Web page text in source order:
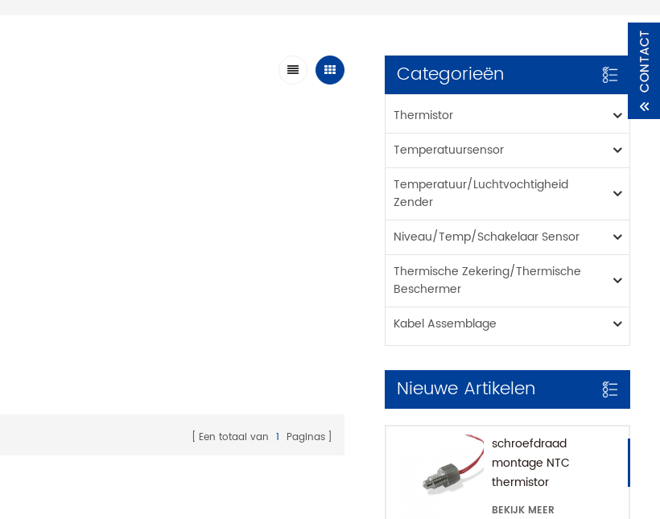
Categorieën
Thermistor
Temperatuursensor
Temperatuur/luchtvochtigheid
Zender
Niveau/temp/schakelaar Sensor
Thermische Zekering/thermische
Beschermer
Kabel Assemblage
Nieuwe Artikelen
schroefdraad
montage NTC
thermistor
temperatuursensor
BEKIJK MEER
Een totaal van 1 Paginas